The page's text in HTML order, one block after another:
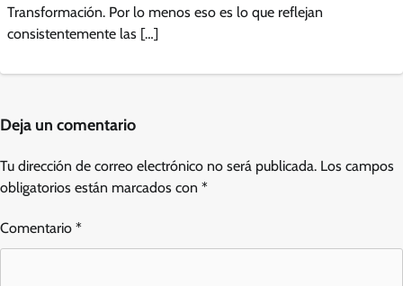
Transformación. Por lo menos eso es lo que reflejan
consistentemente las […]
Deja un comentario
Tu dirección de correo electrónico no será publicada. Los campos
obligatorios están marcados con *
Comentario *